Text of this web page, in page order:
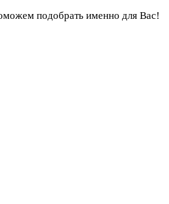
подобрать именно для Вас!